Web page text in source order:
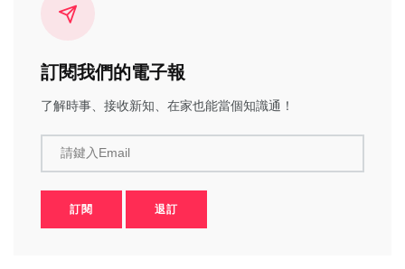
訂閱我們的電子報
了解時事、接收新知、在家也能當個知識通！
請鍵入Email
訂閱 退訂